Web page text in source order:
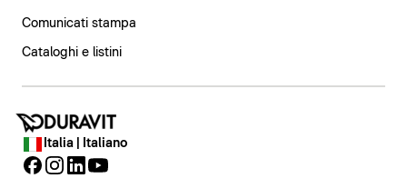
Comunicati stampa
Cataloghi e listini
Italia | Italiano